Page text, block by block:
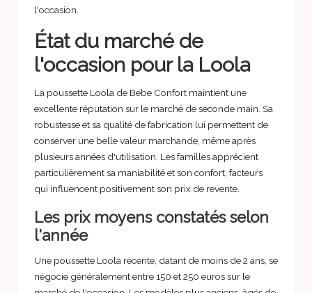
l'occasion.
État du marché de
l'occasion pour la Loola
La poussette Loola de Bebe Confort maintient une
excellente réputation sur le marché de seconde main. Sa
robustesse et sa qualité de fabrication lui permettent de
conserver une belle valeur marchande, même après
plusieurs années d'utilisation. Les familles apprécient
particulièrement sa maniabilité et son confort, facteurs
qui influencent positivement son prix de revente.
Les prix moyens constatés selon
l'année
Une poussette Loola récente, datant de moins de 2 ans, se
négocie généralement entre 150 et 250 euros sur le